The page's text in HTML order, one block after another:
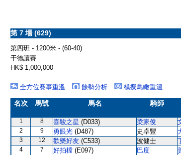
第 7 場 (629)
第四班 - 1200米 - (60-40)
干德讓賽
HK$ 1,000,000
全方位賽事重溫
餘勢分析 模擬鳥瞰重溫
名次 馬號 馬名 騎師
1 8 喜駿之星 (D033) 梁家俊
2
9 勇眼光 (D487) 史卓豐
3
12 歡樂好友 (C533) 波健士
4
7 好拍檔 (E097) 巴度